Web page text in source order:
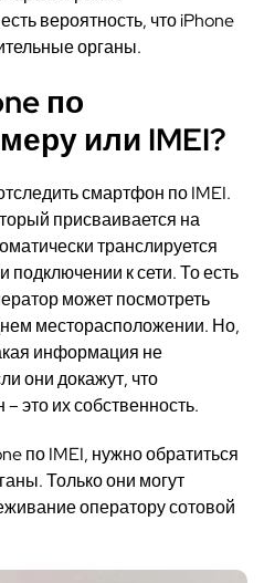
вероятность, что iPhone
органы.
по
или IMEI?
смартфон по IMEI.
присваивается на
транслируется
к сети. То есть
может посмотреть
месторасположении. Но,
информация не
они докажут, что
это их собственность.
по IMEI, нужно обратиться
Только они могут
оператору сотовой